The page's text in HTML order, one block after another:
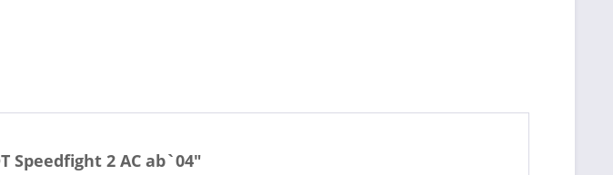
Speedfight 2 AC ab`04"